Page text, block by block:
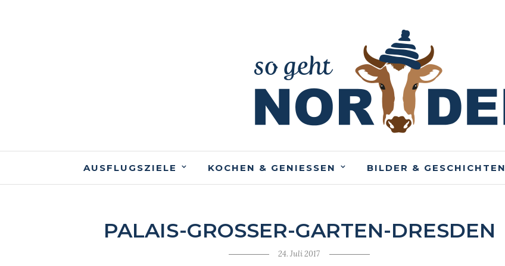
AUSFLUGSZIELE KOCHEN & GENIESSEN BILDER & GESCHICHTEN
PALAIS-GROSSER-GARTEN-DRESDEN
24. Juli 2017